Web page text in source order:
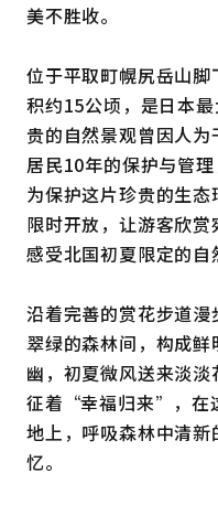
美不胜收。
位于平取町幌尻岳山
积约15公顷，是日本
贵的自然景观曾因人
居民10年的保护与管理
为保护这片珍贵的生
限时开放，让游客欣赏
感受北国初夏限定的自
沿着完善的赏花步道
翠绿的森林间，构成
幽，初夏微风送来淡
征着“幸福归来”，在
地上，呼吸森林中清
忆。